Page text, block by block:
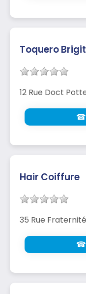
Toquero
12 Rue Doct
☎
Hair Coiffure
35 Rue
☎